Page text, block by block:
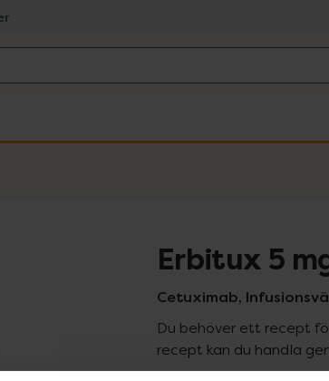
Erbitux 5
Cetuximab,
Du behöver ett recept
recept kan du handla